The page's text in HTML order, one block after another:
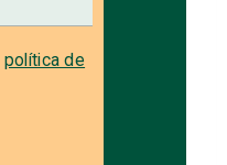
política de